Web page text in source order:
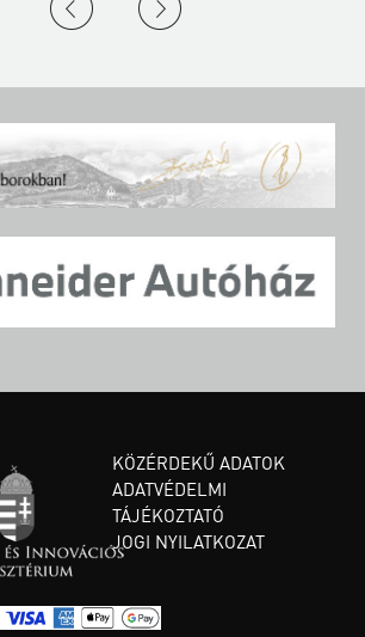
KÖZÉRDEKŰ ADATOK
ADATVÉDELMI
TÁJÉKOZTATÓ
JOGI NYILATKOZAT